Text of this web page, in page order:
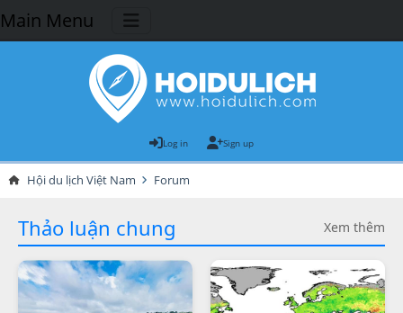
Main Menu
Log in Sign up
Hội du lịch Việt Nam Forum
Thảo luận chung Xem thêm